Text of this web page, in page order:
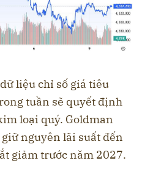
liệu chỉ số giá tiêu
tuần sẽ quyết định
loại quý. Goldman
giữ nguyên lãi suất đến
giảm trước năm 2027.